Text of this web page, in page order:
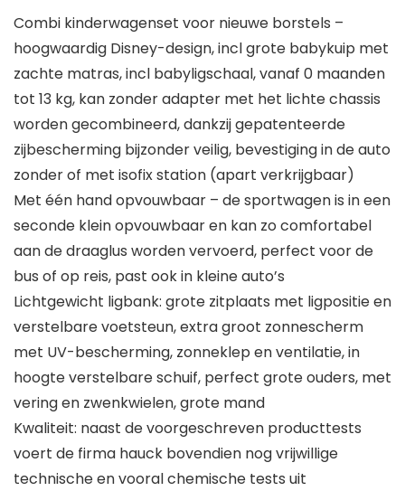
Combi kinderwagenset voor nieuwe borstels –
hoogwaardig Disney-design, incl grote babykuip met
zachte matras, incl babyligschaal, vanaf 0 maanden
tot 13 kg, kan zonder adapter met het lichte chassis
worden gecombineerd, dankzij gepatenteerde
zijbescherming bijzonder veilig, bevestiging in de auto
zonder of met isofix station (apart verkrijgbaar)
Met één hand opvouwbaar – de sportwagen is in een
seconde klein opvouwbaar en kan zo comfortabel
aan de draaglus worden vervoerd, perfect voor de
bus of op reis, past ook in kleine auto’s
Lichtgewicht ligbank: grote zitplaats met ligpositie en
verstelbare voetsteun, extra groot zonnescherm
met UV-bescherming, zonneklep en ventilatie, in
hoogte verstelbare schuif, perfect grote ouders, met
vering en zwenkwielen, grote mand
Kwaliteit: naast de voorgeschreven producttests
voert de firma hauck bovendien nog vrijwillige
technische en vooral chemische tests uit